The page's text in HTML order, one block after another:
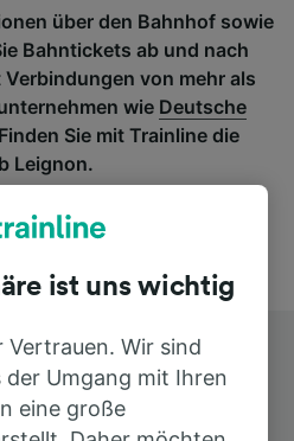
über den Bahnhof sowie
Bahntickets ab und nach
von mehr als
wie Deutsche
Sie mit Trainline die
Leignon.
ist uns wichtig
Vertrauen. Wir sind
der Umgang mit Ihren
eine große